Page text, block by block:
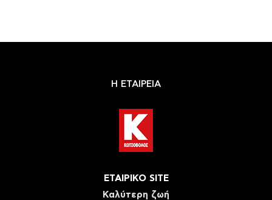
Η ΕΤΑΙΡΕΙΑ
ΕΤΑΙΡΙΚΟ SITE
Καλύτερη ζωή